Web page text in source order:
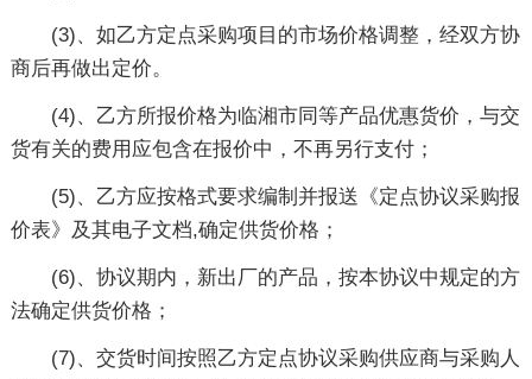
(3)、如乙方定点采购项目的市场价格调整，经双方协
商后再做出定价。
(4)、乙方所报价格为临湘市同等产品优惠货价，与交
货有关的费用应包含在报价中，不再另行支付；
(5)、乙方应按格式要求编制并报送《定点协议采购报
价表》及其电子文档,确定供货价格；
(6)、协议期内，新出厂的产品，按本协议中规定的方
法确定供货价格；
(7)、交货时间按照乙方定点协议采购供应商与采购人